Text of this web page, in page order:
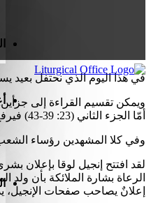
في هذا اليوم الذي نحتفل بعيد
ويمكن تقسيم القراءة إلى جزأين: في الجزء الأوّل (23: 35-38) نقف عند أقدام الصليب لنرى مواقف
أمّا الجزء الثاني (23: 39-43) فيرفع أنظارنا إلى الصليب لنشهد ما يدور بين يسوع واللصَّين المصلوبين معه.
وفي كلا المشهدين رؤساء
الرعاة بشارة الملائكة بأن ولد
إعلانٌ يصاحب صفحات الإنجيل،